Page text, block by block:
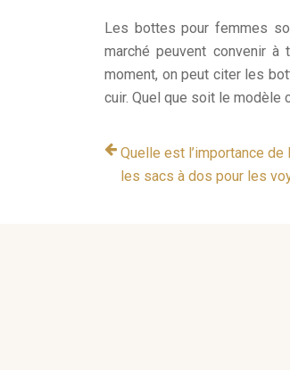
Les bottes pour femmes
marché peuvent convenir
moment, on peut citer les
cuir. Quel que soit le modèle
Quelle est l’importance
les sacs à dos pour les